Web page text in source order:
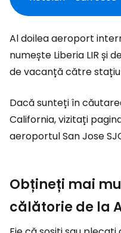
Al doilea aeroport
numește Liberia LIR și
de vacanță către
Dacă sunteți în
California, vizitați
aeroportul San Jose
Obțineți mai
călătorie de la